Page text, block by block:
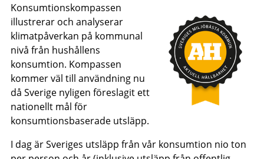
Konsumtionskompassen
illustrerar och analyserar
klimatpåverkan på kommunal
nivå från hushållens
konsumtion. Kompassen
kommer väl till användning nu
då Sverige nyligen föreslagit ett
nationellt mål för
konsumtionsbaserade utsläpp.
I dag är Sveriges utsläpp från vår konsumtion nio ton